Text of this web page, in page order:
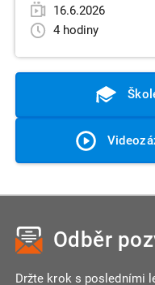
16.6.2026
4 hodiny
Odběr
Držte krok s posledními